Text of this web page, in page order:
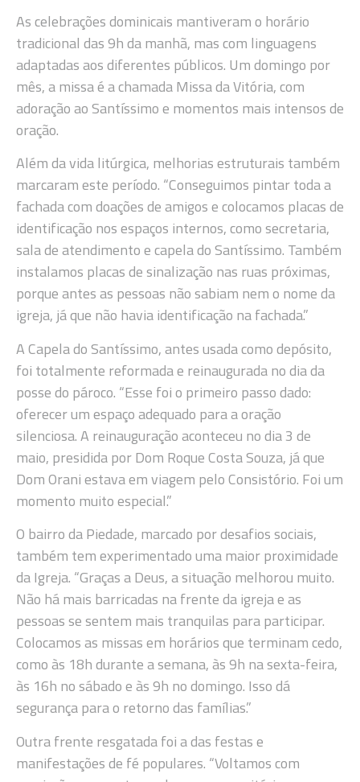
As celebrações dominicais mantiveram o horário
tradicional das 9h da manhã, mas com linguagens
adaptadas aos diferentes públicos. Um domingo por
mês, a missa é a chamada Missa da Vitória, com
adoração ao Santíssimo e momentos mais intensos de
oração.
Além da vida litúrgica, melhorias estruturais também
marcaram este período. “Conseguimos pintar toda a
fachada com doações de amigos e colocamos placas de
identificação nos espaços internos, como secretaria,
sala de atendimento e capela do Santíssimo. Também
instalamos placas de sinalização nas ruas próximas,
porque antes as pessoas não sabiam nem o nome da
igreja, já que não havia identificação na fachada.”
A Capela do Santíssimo, antes usada como depósito,
foi totalmente reformada e reinaugurada no dia da
posse do pároco. “Esse foi o primeiro passo dado:
oferecer um espaço adequado para a oração
silenciosa. A reinauguração aconteceu no dia 3 de
maio, presidida por Dom Roque Costa Souza, já que
Dom Orani estava em viagem pelo Consistório. Foi um
momento muito especial.”
O bairro da Piedade, marcado por desafios sociais,
também tem experimentado uma maior proximidade
da Igreja. “Graças a Deus, a situação melhorou muito.
Não há mais barricadas na frente da igreja e as
pessoas se sentem mais tranquilas para participar.
Colocamos as missas em horários que terminam cedo,
como às 18h durante a semana, às 9h na sexta-feira,
às 16h no sábado e às 9h no domingo. Isso dá
segurança para o retorno das famílias.”
Outra frente resgatada foi a das festas e
manifestações de fé populares. “Voltamos com